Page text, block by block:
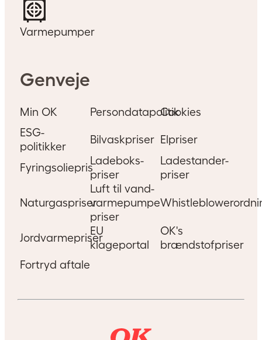
Varmepumper
Genveje
Min OK PersondatapolitikCookies
ESG-
politikker
Bilvaskpriser Elpriser
Fyringsoliepris
Ladeboks-
priser
Ladestander-
priser
Naturgaspriser
Luft til vand-
varmepumpe
priser
Jordvarmepriser
EU
klageportal
OK's
brændstofpriser
Fortryd aftale